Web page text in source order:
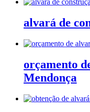
alvará de
orçamento
Mendonça